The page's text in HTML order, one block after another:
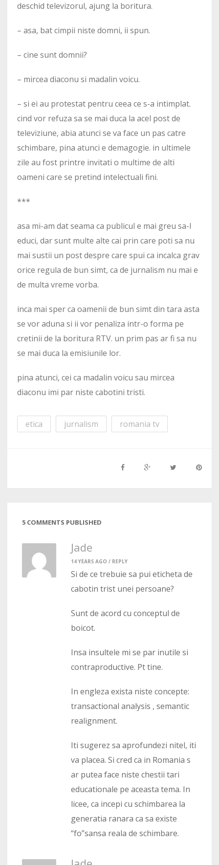
deschid televizorul, ajung la boritura.
– asa, bat cimpii niste domni, ii spun.
– cine sunt domnii?
– mircea diaconu si madalin voicu.
– si ei au protestat pentru ceea ce s-a intimplat.
cind vor refuza sa se mai duca la acel post de
televiziune, abia atunci se va face un pas catre
schimbare, pina atunci e demagogie. in ultimele
zile au fost printre invitati o multime de alti
oameni care se pretind intelectuali fini.
***
asa mi-am dat seama ca publicul e mai greu sa-l
educi, dar sunt multe alte cai prin care poti sa nu
mai sustii un post despre care spui ca incalca grav
orice regula de bun simt, ca de jurnalism nu mai e
de multa vreme vorba.
inca mai sper ca oamenii de bun simt din tara asta
se vor aduna si ii vor penaliza intr-o forma pe
cretinii de la boritura RTV. un prim pas ar fi sa nu
se mai duca la emisiunile lor.
pina atunci, cei ca madalin voicu sau mircea
diaconu imi par niste cabotini tristi.
etica jurnalism romania tv
5 COMMENTS PUBLISHED
Jade
14 YEARS AGO / REPLY
Si de ce trebuie sa pui eticheta de
cabotin trist unei persoane?
Sunt de acord cu conceptul de
boicot.
Insa insultele mi se par inutile si
contraproductive. Pt tine.
In engleza exista niste concepte:
transactional analysis , semantic
realignment.
Iti sugerez sa aprofundezi nitel, iti
va placea. Si cred ca in Romania s
ar putea face niste chestii tari
educationale pe aceasta tema. In
licee, ca incepi cu schimbarea la
generatia ranara ca sa existe
“fo”sansa reala de schimbare.